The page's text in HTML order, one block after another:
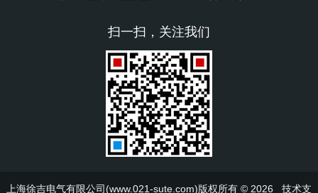
扫一扫，关注我们
上海徐吉电气有限公司(www.021-sute.com)版权所有 © 2026 技术支